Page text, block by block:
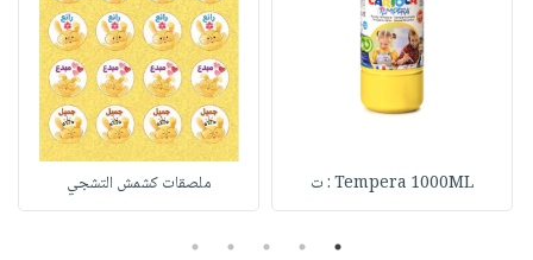
Tempera 1000ML : ت ملصقات كشمش التشجي
1
2
3
4
5